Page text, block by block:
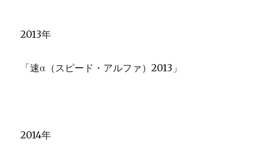
2013年
「速α（スピード・アルファ）2013」
2014年